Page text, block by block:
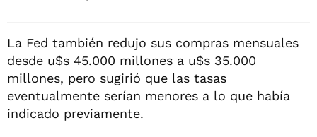
La Fed también redujo sus compras mensuales
desde u$s 45.000 millones a u$s 35.000
millones, pero sugirió que las tasas
eventualmente serían menores a lo que había
indicado previamente.